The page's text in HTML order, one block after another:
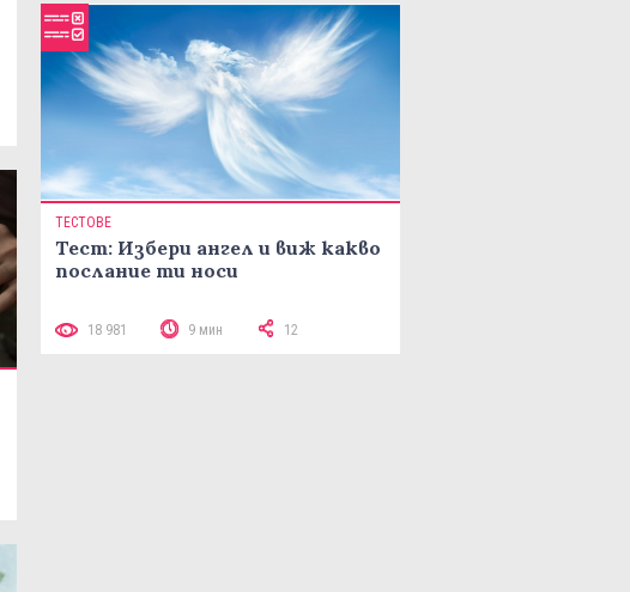
ТЕСТОВЕ
Тест: Избери ангел и виж какво
послание ти носи
18 981 9 мин 12